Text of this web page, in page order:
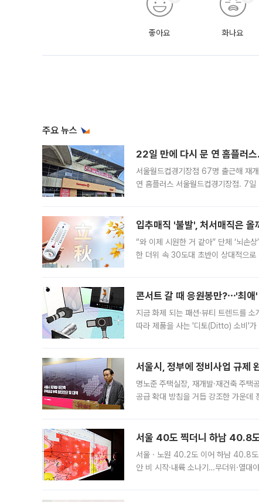
좋아요 화나요
주요 뉴스
22일 만에 다시 문 연 홈플러
서울월드컵경기장점 67명 출근해 재
연 홈플러스 서울월드컵경기장점. 7
입추매직 '불발', 처서매직은
“와 이제 시원한 거 같아” 단체 ‘뇌손
한 더위 속 30도대 초반이 상대적으
콘서트 갈 때 응원봉만?⋯'최
지금 화제 되는 패션·뷰티 트렌드를
따라 제품을 사는 '디토(Ditto) 소비'가
서울시, 정부에 정비사업 규
명노준 주택실장, 재개발·재건축 주택
공급 확대 방침을 거듭 강조한 가운데
서울 40도 찍더니 하남 40.8
서울ㆍ노원 40.2도 이어 하남 40.8
안 비 시작·내륙 소나기…무더위·열대